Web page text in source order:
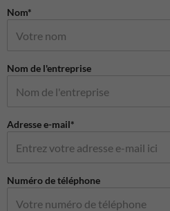
Nom*
Nom de l'entreprise
Adresse e-mail*
Numéro de téléphone